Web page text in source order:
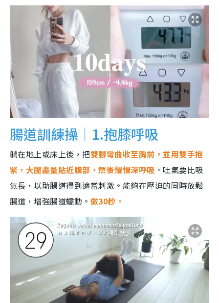
腸道訓練操｜1.抱膝呼吸
躺在地上或床上後，把雙腳彎曲收至胸前，並用雙手抱
緊，大腿盡量貼近腹部，然後慢慢深呼吸 。吐氣要比吸
氣長，以助腸道得到適當刺激。能夠在壓迫的同時放鬆
腸道，增強腸道蠕動。 做30秒。